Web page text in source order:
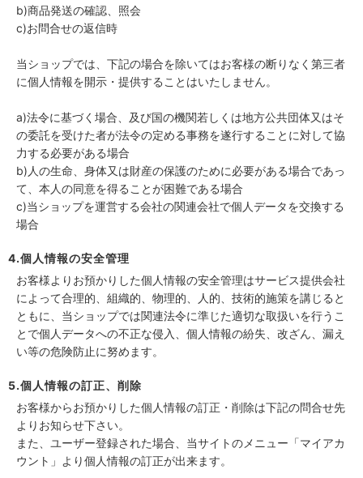
b)商品発送の確認、照会
c)お問合せの返信時
当ショップでは、下記の場合を除いてはお客様の断りなく第三者
に個人情報を開示・提供することはいたしません。
a)法令に基づく場合、及び国の機関若しくは地方公共団体又はそ
の委託を受けた者が法令の定める事務を遂行することに対して協
力する必要がある場合
b)人の生命、身体又は財産の保護のために必要がある場合であっ
て、本人の同意を得ることが困難である場合
c)当ショップを運営する会社の関連会社で個人データを交換する
場合
4.個人情報の安全管理
お客様よりお預かりした個人情報の安全管理はサービス提供会社
によって合理的、組織的、物理的、人的、技術的施策を講じると
ともに、当ショップでは関連法令に準じた適切な取扱いを行うこ
とで個人データへの不正な侵入、個人情報の紛失、改ざん、漏え
い等の危険防止に努めます。
5.個人情報の訂正、削除
お客様からお預かりした個人情報の訂正・削除は下記の問合せ先
よりお知らせ下さい。
また、ユーザー登録された場合、当サイトのメニュー「マイアカ
ウント」より個人情報の訂正が出来ます。